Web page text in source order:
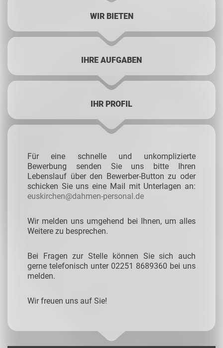
WIR BIETEN
IHRE AUFGABEN
IHR PROFIL
Für eine schnelle und unkomplizierte
Bewerbung senden Sie uns bitte Ihren
Lebenslauf über den Bewerber-Button zu oder
schicken Sie uns eine Mail mit Unterlagen an:
euskirchen@dahmen-personal.de
Wir melden uns umgehend bei Ihnen, um alles
Weitere zu besprechen.
Bei Fragen zur Stelle können Sie sich auch
gerne telefonisch unter 02251 8689360 bei uns
melden.
Wir freuen uns auf Sie!